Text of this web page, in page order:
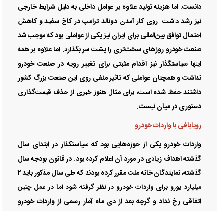
دانست. اما هزینه تولید علاوه بر عوامل داخلی به دلیل شرایط خارجی
نیز رشد داشت. روی کار آمدن دونالد ترامپ در کاخ سفید و کاهش
احتمال توافق بین‌المللی برای ایران نیز یکی از عواملی بود که موجب شد
صنعت خودرو روزهای سخت‌‌‌تری را پشت سر بگذارد. اما علاوه بر همه
اینها سیاستگذار نیز اقدام مثبتی برای تغییر رویه در صنعت خودرو
نداشت و همچنان عواملی که تاثیر منفی روی این صنعت بزرگ کشور
داشتند حفظ شده است، برای مثال هنوز خبری از حذف قیمت‌گذاری
دستوری در میان نیست.
رویابافی با واردات خودرو
واردات خودرو یکی از حوزه‌‌‌هایی بود که سیاستگذار در ابتدای سال
گذشته اهداف زیادی در مورد آن اعلام کرده بود. در قانون بودجه سال
گذشته، نمایندگان خانه ملت مقرر کرده بودند که طی سال مذکور باید ۲
میلیارد یورو برای واردات خودرو در نظر گرفته شود اما در عمل چنین
اتفاقی رخ نداد و گرچه بعد از دی ماه آمار رسمی از واردات خودرو